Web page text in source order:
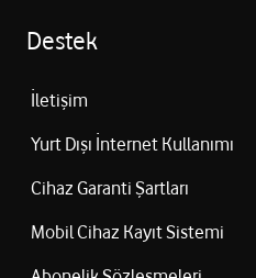
Destek
İletişim
Yurt Dışı İnternet Kullanımı
Cihaz Garanti Şartları
Mobil Cihaz Kayıt Sistemi